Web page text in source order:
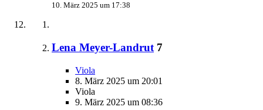
10. März 2025 um 17:38
Lena Meyer-Landrut 7
Viola
8. März 2025 um 20:01
Viola
9. März 2025 um 08:36